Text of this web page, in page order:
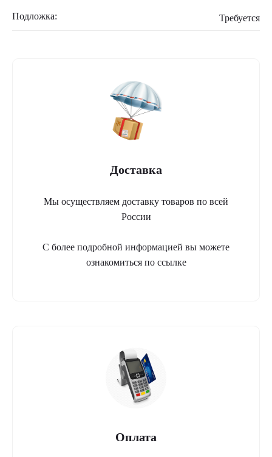
Подложка: Требуется
Доставка
Мы осуществляем доставку товаров по всей
России
С более подробной информацией вы можете
ознакомиться по ссылке
Оплата